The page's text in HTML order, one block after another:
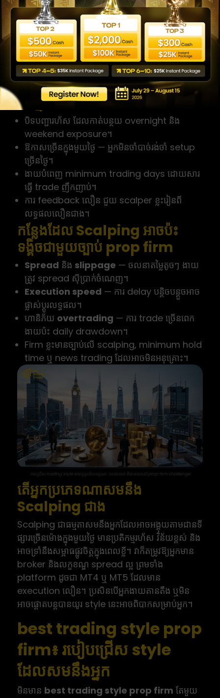
អត្ថប្រយោជន៍ និងគុណវិបត្តិរបស់
Scalping សម្រាប់ prop
firm
អ្វីដែលធ្វើឱ្យ Scalping គួរឱ្យចាប់
អារម្មណ៍
បិទបញ្ជារហ័ស ដែលកាត់បន្ថយ overnight និង
weekend exposure។
ឱកាសច្រើនក្នុងមួយថ្ងៃ — អ្នកមិនចាំបាច់រង់ចាំ setup
ច្រើនថ្ងៃ។
ងាយបំពេញ minimum trading days ដោយសារ
ធ្វើ trade ញឹកញាប់។
ការ feedback លឿន ជួយ scalper ខ្លះរៀនពី
លទ្ធផលលឿនជាង។
កន្លែងដែល Scalping អាចប៉ះ
ទង្គិចជាមួយច្បាប់ prop firm
Spread និង slippage — ចលនាតម្លៃតូចៗ ងាយ
ត្រូវ spread ស៊ីប្រាក់ចំណេញ។
Execution speed — ការ delay បន្តិចបន្តួចអាច
ផ្លាស់ប្តូរលទ្ធផល។
ហានិភ័យ overtrading — ការ trade ច្រើនពេក
ងាយប៉ះ daily drawdown។
Firm ខ្លះមានច្បាប់លើ scalping, minimum hold
time ឬ news trading ដែលអាចមិនអនុគ្រោះ។
ការជ្រើស trading style តាមបុគ្គលិកលក្ខណៈ ពេលវេលា និងគោលដៅ prop firm challenge
តើអ្នកប្រភេទណាសមនឹង
Scalping ជាង
Scalping ជាធម្មតាសមនឹងអ្នកដែលអាចអង្គុយតាមដានទី
ផ្សារច្រើនម៉ោងក្នុងមួយថ្ងៃ មានប្រតិកម្មរហ័ស វិន័យខ្ពស់ និង
អាចទ្រាំនឹងសម្ពាធផ្លូវចិត្តក្នុងពេលខ្លី។ វាក៏តម្រូវឱ្យអ្នកមាន
broker និងលក្ខខណ្ឌ spread ល្អ ព្រមទាំង
platform ដូចជា MT4 ឬ MT5 ដែលមាន
execution លឿន។ ប្រសិនបើអ្នកងាយតានតឹង ឬមិន
អាចផ្តោតបន្តបានយូរ style នេះអាចពិបាកសម្រាប់អ្នក។
best trading style prop
firm៖ របៀបជ្រើស style
ដែលសមនឹងអ្នក
មិនមាន best trading style prop firm តែមួយ